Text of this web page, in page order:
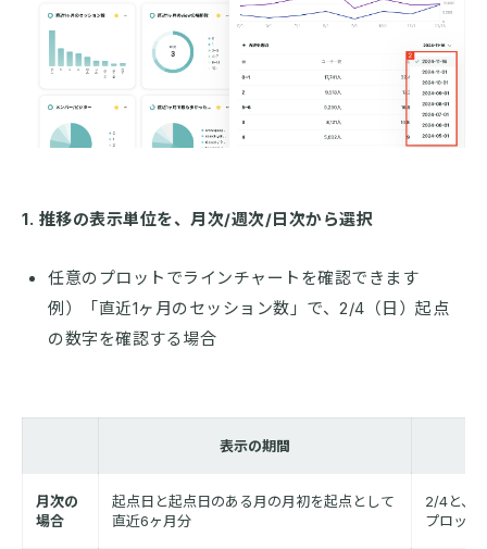
1. 推移の表示単位を、月次/週次/日次から選択
任意のプロットでラインチャートを確認できます
例）「直近1ヶ月のセッション数」で、2/4（日）起点
の数字を確認する場合
表示の期間
月次の
場合
起点日と起点日のある月の月初を起点として
直近6ヶ月分
2/4と、
プロット